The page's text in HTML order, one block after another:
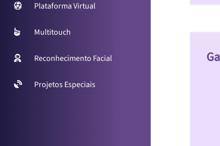
Plataforma Virtual
Multitouch
Reconhecimento Facial
Projetos Especiais